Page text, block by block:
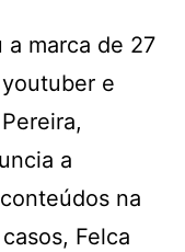
a marca de 27
e
a
na
Felca